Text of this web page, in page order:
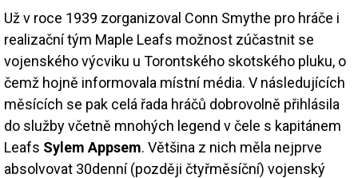
Už v roce 1939 zorganizoval Conn Smythe pro hráče i
realizační tým Maple Leafs možnost zúčastnit se
vojenského výcviku u Torontského skotského pluku, o
čemž hojně informovala místní média. V následujících
měsících se pak celá řada hráčů dobrovolně přihlásila
do služby včetně mnohých legend v čele s kapitánem
Leafs Sylem Appsem. Většina z nich měla nejprve
absolvovat 30denní (později čtyřměsíční) vojenský